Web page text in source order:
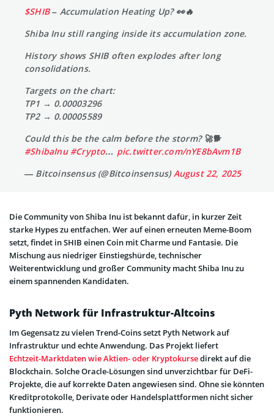
$SHIB– Accumulation Heating Up? 👀🔥
Shiba Inu still ranging inside its accumulation zone.
History shows SHIB often explodes after long
consolidations.
Targets on the chart:
TP1 → 0.00003296
TP2 → 0.00005589
Could this be the calm before the storm? 🚀🐕
#ShibaInu #Crypto… pic.twitter.com/nYE8bAvm1B
— Bitcoinsensus (@Bitcoinsensus)August 22, 2025
Die Community von Shiba Inu ist bekannt dafür, in kurzer Zeit
starke Hypes zu entfachen. Wer auf einen erneuten Meme-Boom
setzt, findet in SHIB einen Coin mit Charme und Fantasie. Die
Mischung aus niedriger Einstiegshürde, technischer
Weiterentwicklung und großer Community macht Shiba Inu zu
einem spannenden Kandidaten.
Pyth Network für Infrastruktur-Altcoins
Im Gegensatz zu vielen Trend-Coins setzt Pyth Network auf
Infrastruktur und echte Anwendung. Das Projekt liefert
Echtzeit-Marktdaten wie Aktien- oder Kryptokursedirekt auf die
Blockchain. Solche Oracle-Lösungen sind unverzichtbar für DeFi-
Projekte, die auf korrekte Daten angewiesen sind. Ohne sie könnten
Kreditprotokolle, Derivate oder Handelsplattformen nicht sicher
funktionieren.